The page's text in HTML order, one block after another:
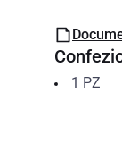
1 PZ